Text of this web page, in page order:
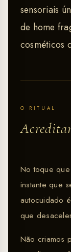
sensoriais
de home
cosméticos
O RITUAL
No toque
instante que
autocuidado
que
Não criamos